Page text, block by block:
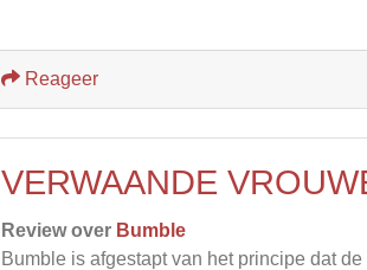
Reageer
VERWAANDE
Review over Bumble
Bumble is afgestapt van het principe dat